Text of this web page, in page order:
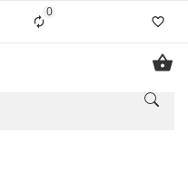
0Liste ist leer